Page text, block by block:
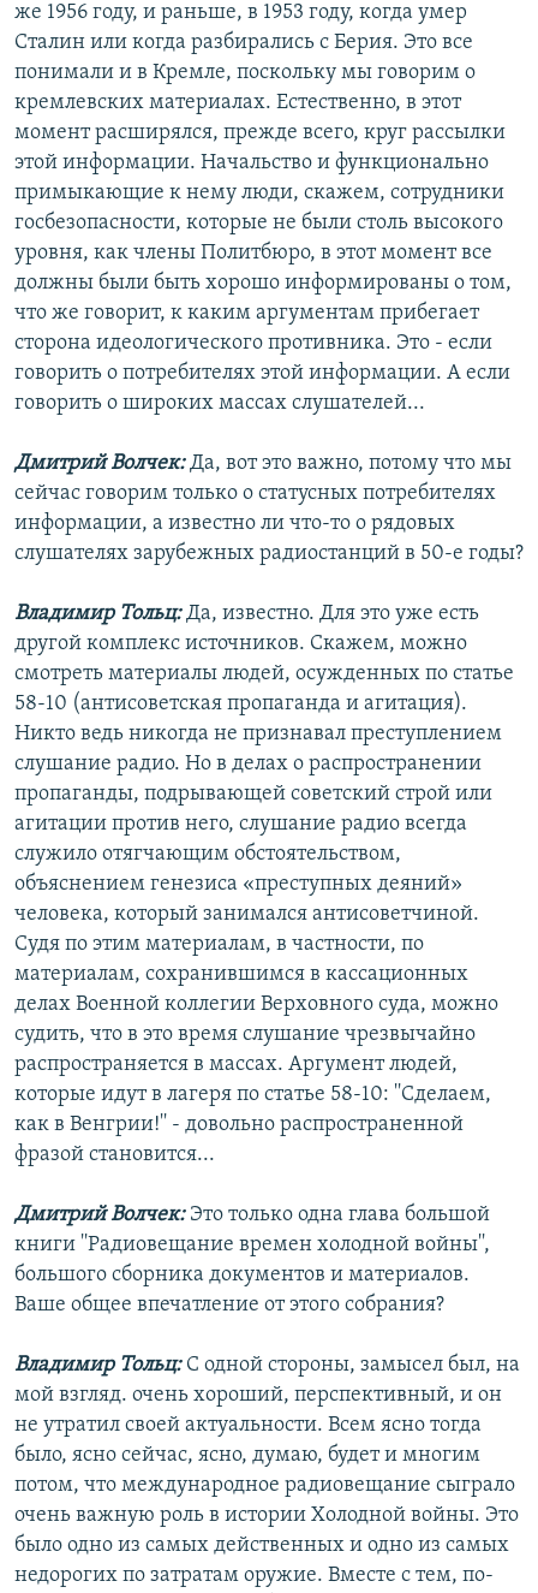
же 1956 году, и раньше, в 1953 году, когда умер
Сталин или когда разбирались с Берия. Это все
понимали и в Кремле, поскольку мы говорим о
кремлевских материалах. Естественно, в этот
момент расширялся, прежде всего, круг рассылки
этой информации. Начальство и функционально
примыкающие к нему люди, скажем, сотрудники
госбезопасности, которые не были столь высокого
уровня, как члены Политбюро, в этот момент все
должны были быть хорошо информированы о том,
что же говорит, к каким аргументам прибегает
сторона идеологического противника. Это - если
говорить о потребителях этой информации. А если
говорить о широких массах слушателей...
Дмитрий Волчек:Да, вот это важно, потому что мы
сейчас говорим только о статусных потребителях
информации, а известно ли что-то о рядовых
слушателях зарубежных радиостанций в 50-е годы?
Владимир Тольц:Да, известно. Для это уже есть
другой комплекс источников. Скажем, можно
смотреть материалы людей, осужденных по статье
58-10 (антисоветская пропаганда и агитация).
Никто ведь никогда не признавал преступлением
слушание радио. Но в делах о распространении
пропаганды, подрывающей советский строй или
агитации против него, слушание радио всегда
служило отягчающим обстоятельством,
объяснением генезиса «преступных деяний»
человека, который занимался антисоветчиной.
Судя по этим материалам, в частности, по
материалам, сохранившимся в кассационных
делах Военной коллегии Верховного суда, можно
судить, что в это время слушание чрезвычайно
распространяется в массах. Аргумент людей,
которые идут в лагеря по статье 58-10: ''Сделаем,
как в Венгрии!'' - довольно распространенной
фразой становится...
Дмитрий Волчек: Это только одна глава большой
книги ''Радиовещание времен холодной войны'',
большого сборника документов и материалов.
Ваше общее впечатление от этого собрания?
Владимир Тольц:С одной стороны, замысел был, на
мой взгляд. очень хороший, перспективный, и он
не утратил своей актуальности. Всем ясно тогда
было, ясно сейчас, ясно, думаю, будет и многим
потом, что международное радиовещание сыграло
очень важную роль в истории Холодной войны. Это
было одно из самых действенных и одно из самых
недорогих по затратам оружие. Вместе с тем, по-